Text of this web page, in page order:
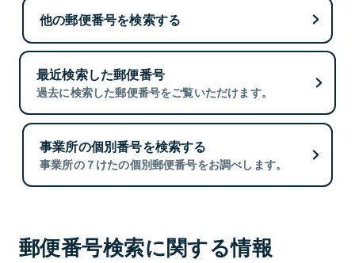
他の郵便番号を検索する
最近検索した郵便番号
過去に検索した郵便番号をご覧いただけます。
事業所の個別番号を検索する
事業所の７けたの個別郵便番号をお調べします。
郵便番号検索に関する情報